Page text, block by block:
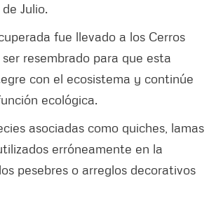
Julio.
fue llevado a los Cerros
resembrado para que esta
con el ecosistema y continúe
ecológica.
asociadas como quiches, lamas
erróneamente en la
pesebres o arreglos decorativos